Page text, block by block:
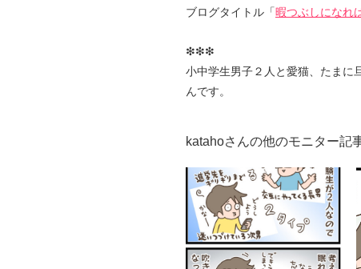
ブログタイトル「暇つぶしになれ
❇︎❇︎❇︎
小中学生男子２人と愛猫、たまに
んです。
katahoさんの他のモニター記